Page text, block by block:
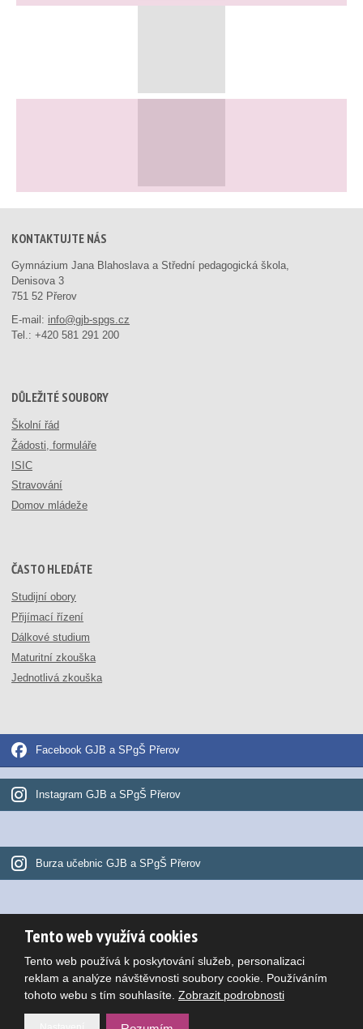
KONTAKTUJTE NÁS
Gymnázium Jana Blahoslava a Střední pedagogická škola,
Denisova 3
751 52 Přerov
E-mail: info@gjb-spgs.cz
Tel.:+420 581 291 200
DŮLEŽITÉ SOUBORY
Školní řád
Žádosti, formuláře
ISIC
Stravování
Domov mládeže
ČASTO HLEDÁTE
Studijní obory
Přijímací řízení
Dálkové studium
Maturitní zkouška
Jednotlivá zkouška
Facebook GJB a SPgŠ Přerov
Instagram GJB a SPgŠ Přerov
Burza učebnic GJB a SPgŠ Přerov
Mapa stránek |Podmínky použití
VYROBILA
Tento web využívá cookies
Tento web používá k poskytování služeb, personalizaci
reklam a analýze návštěvnosti soubory cookie. Používáním
tohoto webu s tím souhlasíte. Zobrazit podrobnosti
Potřebujete poradit?